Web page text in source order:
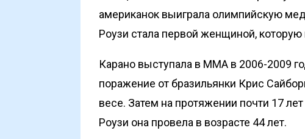
американок выиграла олимпийскую
Роузи стала первой женщиной,
Карано выступала в MMA в 2006-2009
поражение от бразильянки Крис
весе. Затем на протяжении почти 17
Роузи она провела в возрасте 44 лет.